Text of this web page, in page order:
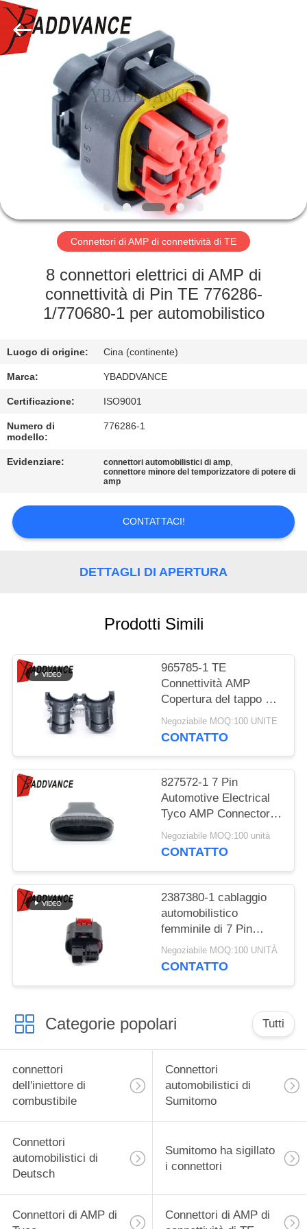
PRODOTTI
GIRO
DELLA
FABBRICA
CONTROLLO
QUALITÀ
CONTATTICI
RICHIEDA
UNA
CITAZIONE
MAPPA
PRIVACY
Xi'An
YingBao
Parts
Co.,Ltd.
All
Rights
Connettori di AMP di connettività di TE
8 connettori elettrici di AMP di
connettività di Pin TE 776286-
1/770680-1 per automobilistico
Luogo di origine: Cina (continente)
Marca: YBADDVANCE
Certificazione: ISO9001
Numero di
modello:
776286-1
Evidenziare: connettori automobilistici di amp,
connettore minore del temporizzatore di potere di
amp
CONTATTACI!
DETTAGLI DI APERTURA
Prodotti Simili
965785-1 TE
Connettività AMP
Copertura del tappo del
connettore
automobilistico Tipo
del cavo
Negoziabile MOQ:100 UNITE
CONTATTO
827572-1 7 Pin
Automotive Electrical
Tyco AMP Connector
Rubber Boot per
cablaggio
Negoziabile MOQ:100 unità
CONTATTO
2387380-1 cablaggio
automobilistico
femminile di 7 Pin
Black Connector For
Wire
Negoziabile MOQ:100 UNITÀ
CONTATTO
Categorie popolari Tutti
connettori
dell'iniettore di
combustibile
Connettori
automobilistici di
Sumitomo
Connettori
automobilistici di
Deutsch
Sumitomo ha sigillato
i connettori
Connettori di AMP di
Connettori di AMP di